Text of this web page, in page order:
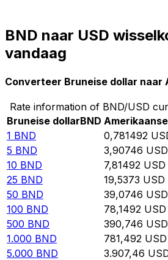
BND naar USD
vandaag
Converteer Bruneise dollar naar
Rate information of BND/USD
Bruneise dollarBND
1 BND 0,781492
5 BND 3,90746 USD
10 BND 7,81492 USD
25 BND 19,5373 USD
50 BND 39,0746 USD
100 BND 78,1492 USD
500 BND 390,746 USD
1.000 BND 781,492 USD
5.000 BND 3.907,46